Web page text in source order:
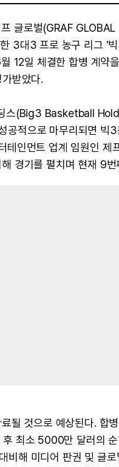
글로벌(GRAF
3대3 프로 농구 리그 '
12일 체결한 합병 계약
받았다.
스(Big3 Basketball
공적으로 마무리되면 빅
인먼트 업계 임원인 제
경기를 펼치며 현재 9
될 것으로 예상된다. 합
최소 5000만 달러의
비해 미디어 판권 및 글